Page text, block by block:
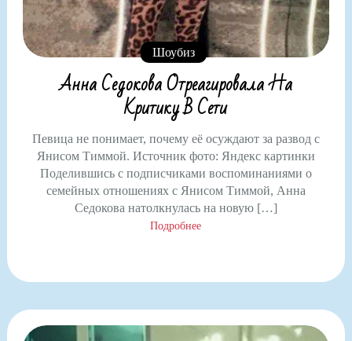
Шоубиз
Анна Седокова Отреагировала На
Критику В Сети
Певица не понимает, почему её осуждают за развод с
Янисом Тиммой. Источник фото: Яндекс картинки
Поделившись с подписчиками воспоминаниями о
семейных отношениях с Янисом Тиммой, Анна
Седокова натолкнулась на новую […]
Подробнее